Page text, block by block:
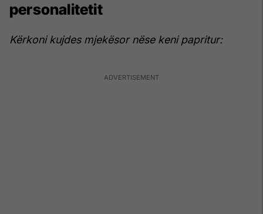
personalitetit
Kërkoni kujdes mjekësor nëse keni papritur: